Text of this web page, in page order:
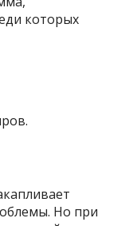
которых
Но при